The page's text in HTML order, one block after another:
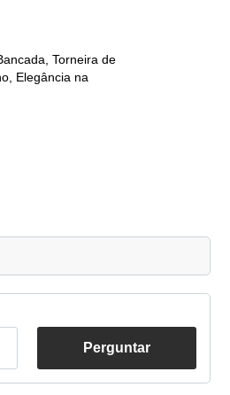
Torneira de
Elegância na
Perguntar